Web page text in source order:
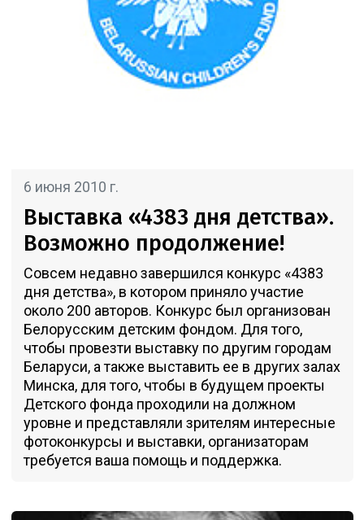
6 июня 2010 г.
Выставка «4383 дня детства».
Возможно продолжение!
Совсем недавно завершился конкурс «4383
дня детства», в котором приняло участие
около 200 авторов. Конкурс был организован
Белорусским детским фондом. Для того,
чтобы провезти выставку по другим городам
Беларуси, а также выставить ее в других залах
Минска, для того, чтобы в будущем проекты
Детского фонда проходили на должном
уровне и представляли зрителям интересные
фотоконкурсы и выставки, организаторам
требуется ваша помощь и поддержка.